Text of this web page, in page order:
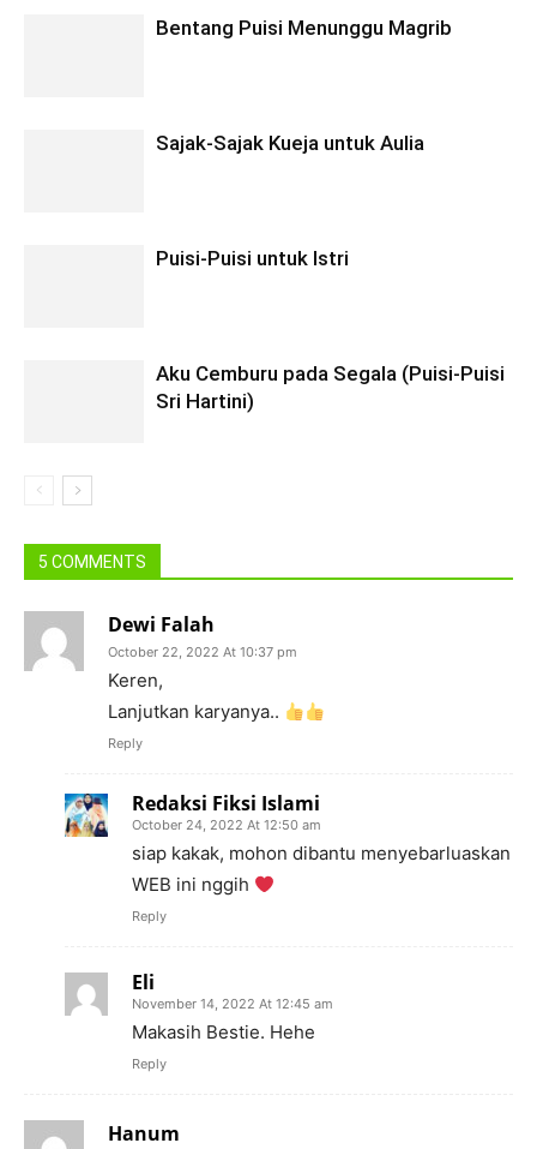
Bentang Puisi Menunggu Magrib
Sajak-Sajak Kueja untuk Aulia
Puisi-Puisi untuk Istri
Aku Cemburu pada Segala (Puisi-Puisi
Sri Hartini)
5 COMMENTS
Dewi Falah
October 22, 2022 At 10:37 pm
Keren,
Lanjutkan karyanya..
Reply
Redaksi Fiksi Islami
October 24, 2022 At 12:50 am
siap kakak, mohon dibantu menyebarluaskan
WEB ini nggih
Reply
Eli
November 14, 2022 At 12:45 am
Makasih Bestie. Hehe
Reply
Hanum